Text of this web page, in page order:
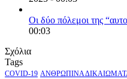
Οι δύο πόλεμοι της
00:03
Σχόλια
Tags
COVID-19 ΑΝΘΡΩΠΙΝΑ